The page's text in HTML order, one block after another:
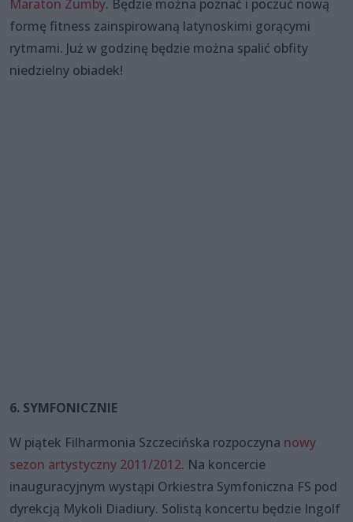
Maraton Zumby. Będzie można poznać i poczuć nową
formę fitness zainspirowaną latynoskimi gorącymi
rytmami. Już w godzinę będzie można spalić obfity
niedzielny obiadek!
6. SYMFONICZNIE
W piątek Filharmonia Szczecińska rozpoczyna nowy
sezon artystyczny 2011/2012. Na koncercie
inauguracyjnym wystąpi Orkiestra Symfoniczna FS pod
dyrekcją Mykoli Diadiury. Solistą koncertu będzie Ingolf